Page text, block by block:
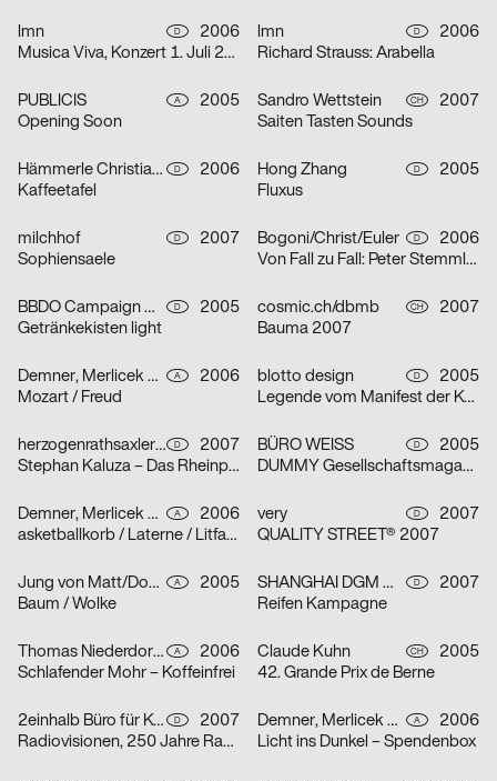
lmn D
2006
Musica Viva, Konzert 1. Juli 2006
lmn D
2006
Richard Strauss: Arabella
PUBLICIS A
2005
Opening Soon
Sandro Wettstein CH
2007
Saiten Tasten Sounds
Hämmerle Christiane, blotto design D
2006
Kaffeetafel
Hong Zhang D
2005
Fluxus
milchhof D
2007
Sophiensaele
Bogoni/Christ/Euler D
2006
Von Fall zu Fall: Peter Stemmler
BBDO Campaign GmbH Düsseldorf D
2005
Getränkekisten light
cosmic.ch/dbmb CH
2007
Bauma 2007
Demner, Merlicek & Bergmann A
2006
Mozart / Freud
blotto design D
2005
Legende vom Manifest der Kommunistischen Partei
herzogenrathsaxler design D
2007
Stephan Kaluza – Das Rheinprojekt
BÜRO WEISS D
2005
DUMMY Gesellschaftsmagazin – Thema Revolution
Demner, Merlicek & Bergmann A
2006
asketballkorb / Laterne / Litfaßsäule
very D
2007
QUALITY STREET® 2007
Jung von Matt/Donau Werbeagentur GmbH A
2005
Baum / Wolke
SHANGHAI DGM Werbeagentur GmbH & Co. KG D
2007
Reifen Kampagne
Thomas Niederdorfer, Demner, Merlicek & Bergmann A
2006
Schlafender Mohr – Koffeinfrei
Claude Kuhn CH
2005
42. Grande Prix de Berne
2einhalb Büro für Kommunikation, mischen D
2007
Radiovisionen, 250 Jahre Radio
Demner, Merlicek & Bergmann A
2006
Licht ins Dunkel – Spendenbox